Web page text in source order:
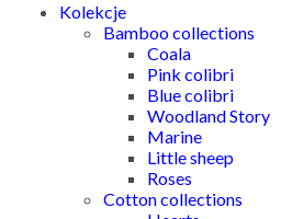
Kolekcje
Bamboo collections
Coala
Pink colibri
Blue colibri
Woodland Story
Marine
Little sheep
Roses
Cotton collections